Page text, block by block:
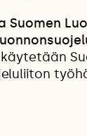
Suomen